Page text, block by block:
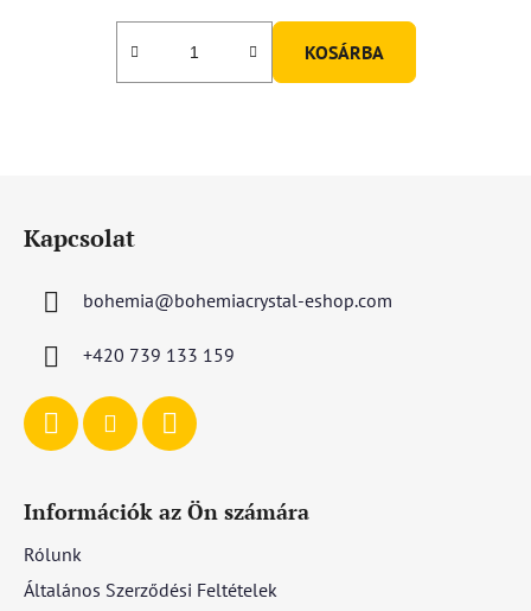
KOSÁRBA
Kapcsolat
bohemia@bohemiacrystal-eshop.com
+420 739 133 159
Információk az Ön számára
Rólunk
Általános Szerződési Feltételek